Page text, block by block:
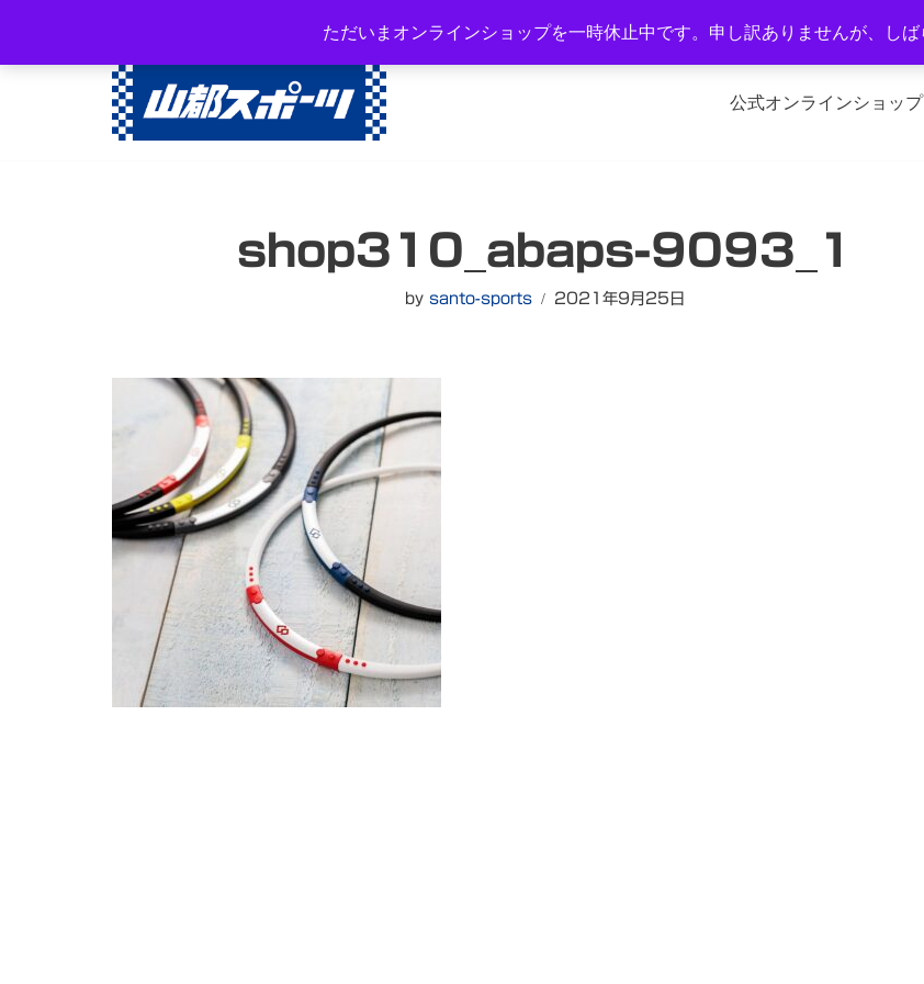
ただいまオンラインショップを一時休止中です。申し訳ありませんが、しば
コ
岐阜県高山市西之一色町3-1081-2 TEL：0577-34-3434 営業時間：午前10時
公式オンラインショップ
shop310_abaps-9093_1
by santo-sports 2021年9月25日